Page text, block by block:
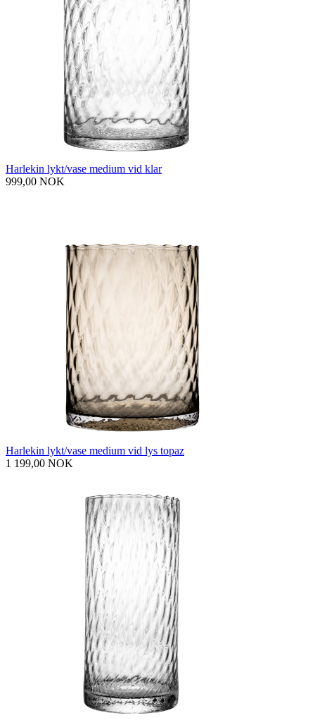
Harlekin lykt/vase medium vid klar
999,00 NOK
Harlekin lykt/vase medium vid lys topaz
1 199,00 NOK